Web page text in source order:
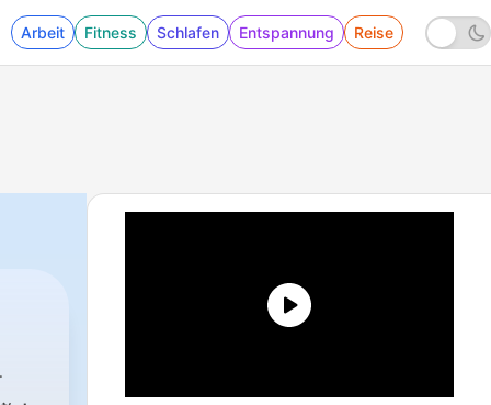
Arbeit Fitness Schlafen Entspannung Reise